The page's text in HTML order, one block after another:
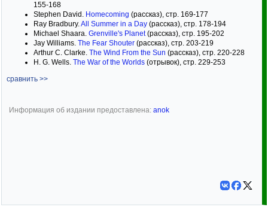
155-168
Stephen David. Homecoming (рассказ), стр. 169-177
Ray Bradbury.All Summer in a Day (рассказ), стр. 178-194
Michael Shaara. Grenville's Planet(рассказ), стр. 195-202
Jay Williams. The Fear Shouter (рассказ), стр. 203-219
Arthur C. Clarke. The Wind From the Sun (рассказ), стр. 220-228
H. G. Wells. The War of the Worlds (отрывок), стр. 229-253
сравнить >>
Информация об издании предоставлена: anok